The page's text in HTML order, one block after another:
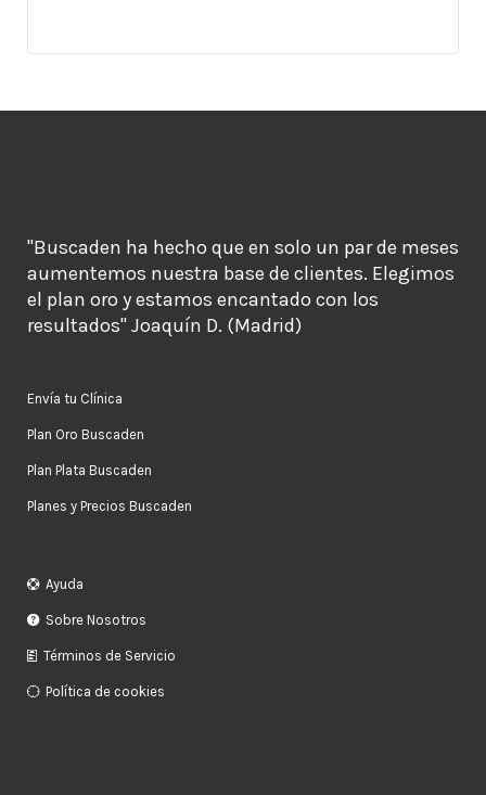
"Buscaden ha hecho que en solo un par de meses
aumentemos nuestra base de clientes. Elegimos
el plan oro y estamos encantado con los
resultados" Joaquín D. (Madrid)
Envía tu Clínica
Plan Oro Buscaden
Plan Plata Buscaden
Planes y Precios Buscaden
Ayuda
Sobre Nosotros
Términos de Servicio
Política de cookies